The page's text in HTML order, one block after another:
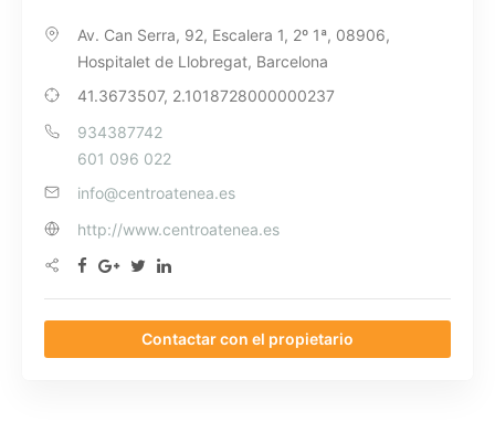
Av. Can Serra, 92, Escalera 1, 2º 1ª, 08906,
Hospitalet de Llobregat, Barcelona
41.3673507, 2.1018728000000237
934387742
601 096 022
info@centroatenea.es
http://www.centroatenea.es
Contactar con el propietario